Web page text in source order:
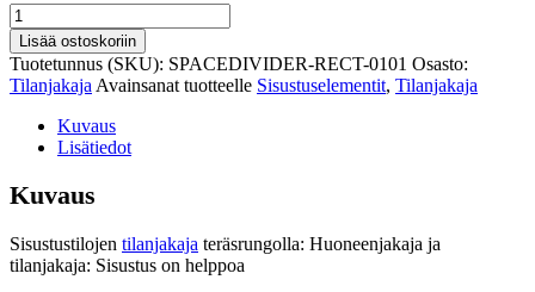
Sisustustilojen
tilanjakaja
teräsrungolla
määrä
Lisää ostoskoriin
Tuotetunnus (SKU): SPACEDIVIDER-RECT-0101 Osasto:
Tilanjakaja Avainsanat tuotteelle Sisustuselementit, Tilanjakaja
Kuvaus
Lisätiedot
Kuvaus
Sisustustilojen tilanjakaja teräsrungolla: Huoneenjakaja ja
tilanjakaja: Sisustus on helppoa